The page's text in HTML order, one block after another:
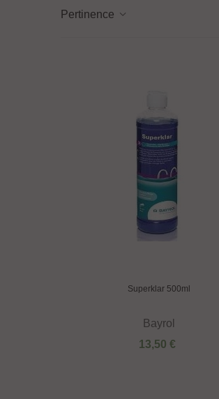
Pertinence
Superklar 500ml
Bayrol
13,50 €